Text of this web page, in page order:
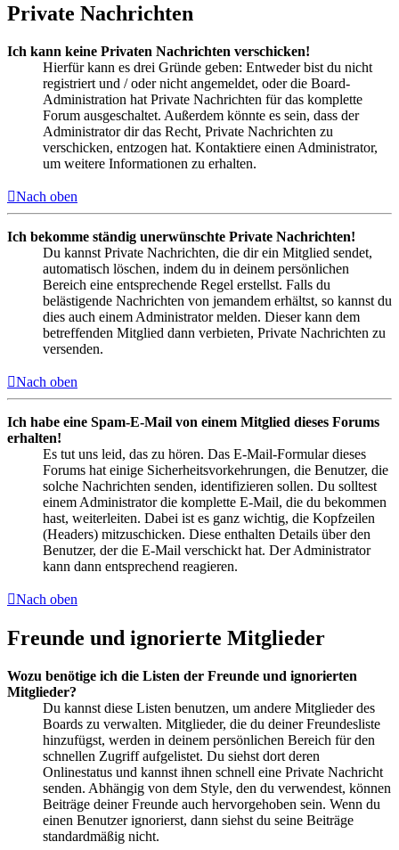
Private Nachrichten
Ich kann keine Privaten Nachrichten verschicken!
Hierfür kann es drei Gründe geben: Entweder bist du nicht
registriert und / oder nicht angemeldet, oder die Board-
Administration hat Private Nachrichten für das komplette
Forum ausgeschaltet. Außerdem könnte es sein, dass der
Administrator dir das Recht, Private Nachrichten zu
verschicken, entzogen hat. Kontaktiere einen Administrator,
um weitere Informationen zu erhalten.
Nach oben
Ich bekomme ständig unerwünschte Private Nachrichten!
Du kannst Private Nachrichten, die dir ein Mitglied sendet,
automatisch löschen, indem du in deinem persönlichen
Bereich eine entsprechende Regel erstellst. Falls du
belästigende Nachrichten von jemandem erhältst, so kannst du
dies auch einem Administrator melden. Dieser kann dem
betreffenden Mitglied dann verbieten, Private Nachrichten zu
versenden.
Nach oben
Ich habe eine Spam-E-Mail von einem Mitglied dieses Forums
erhalten!
Es tut uns leid, das zu hören. Das E-Mail-Formular dieses
Forums hat einige Sicherheitsvorkehrungen, die Benutzer, die
solche Nachrichten senden, identifizieren sollen. Du solltest
einem Administrator die komplette E-Mail, die du bekommen
hast, weiterleiten. Dabei ist es ganz wichtig, die Kopfzeilen
(Headers) mitzuschicken. Diese enthalten Details über den
Benutzer, der die E-Mail verschickt hat. Der Administrator
kann dann entsprechend reagieren.
Nach oben
Freunde und ignorierte Mitglieder
Wozu benötige ich die Listen der Freunde und ignorierten
Mitglieder?
Du kannst diese Listen benutzen, um andere Mitglieder des
Boards zu verwalten. Mitglieder, die du deiner Freundesliste
hinzufügst, werden in deinem persönlichen Bereich für den
schnellen Zugriff aufgelistet. Du siehst dort deren
Onlinestatus und kannst ihnen schnell eine Private Nachricht
senden. Abhängig von dem Style, den du verwendest, können
Beiträge deiner Freunde auch hervorgehoben sein. Wenn du
einen Benutzer ignorierst, dann siehst du seine Beiträge
standardmäßig nicht.